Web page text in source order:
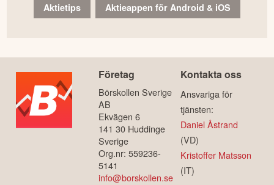
Aktietips Aktieappen för Android & iOS
Företag
Börskollen Sverige
AB
Ekvägen 6
141 30 Huddinge
Sverige
Org.nr: 559236-
5141
info@borskollen.se
Kontakta oss
Ansvariga för
tjänsten:
Daniel Åstrand
(VD)
Kristoffer Matsson
(IT)